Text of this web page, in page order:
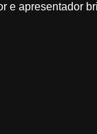
e apresentador